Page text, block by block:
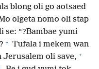
blong oli go aotsaed
olgeta nomo oli stap
se: “?Bambae yumi
+ Tufala i mekem wan
oli save, +